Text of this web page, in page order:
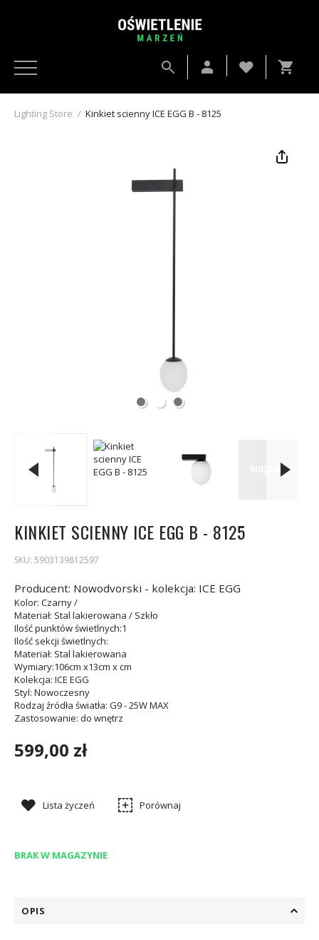
Lighting Store / Kinkiet scienny ICE EGG B - 8125
KINKIET SCIENNY ICE EGG B - 8125
SKU: 5903139812597
Producent: Nowodvorski - kolekcja: ICE EGG
Kolor: Czarny /
Materiał: Stal lakierowana / Szkło
Ilość punktów świetlnych:1
Ilość sekcji świetlnych:
Materiał: Stal lakierowana
Wymiary:106cm x13cm x cm
Kolekcja: ICE EGG
Styl: Nowoczesny
Rodzaj źródła światła: G9 - 25W MAX
Zastosowanie: do wnętrz
599,00 zł
Lista życzeń Porównaj
BRAK W MAGAZYNIE
OPIS